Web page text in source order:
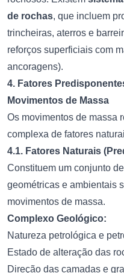
de rochas, que incluem
trincheiras, aterros e
reforços superficiais com
ancoragens).
4. Fatores
Movimentos de Massa
Os movimentos de massa
complexa de fatores
4.1. Fatores Naturais
Constituem um conjunto
geométricas e ambientais
movimentos de massa.
Complexo Geológico:
Natureza petrológica e
Estado de alteração das
Direção das camadas e